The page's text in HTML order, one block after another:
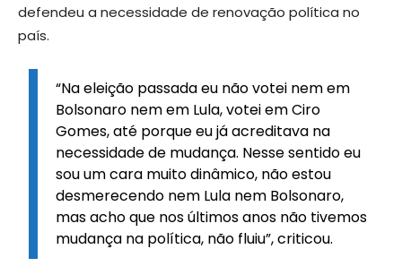
defendeu a necessidade de renovação política no
país.
“Na eleição passada eu não votei nem em
Bolsonaro nem em Lula, votei em Ciro
Gomes, até porque eu já acreditava na
necessidade de mudança. Nesse sentido eu
sou um cara muito dinâmico, não estou
desmerecendo nem Lula nem Bolsonaro,
mas acho que nos últimos anos não tivemos
mudança na política, não fluiu”, criticou.